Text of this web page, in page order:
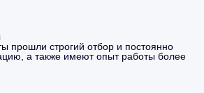
прошли строгий отбор и постоянно
а также имеют опыт работы более